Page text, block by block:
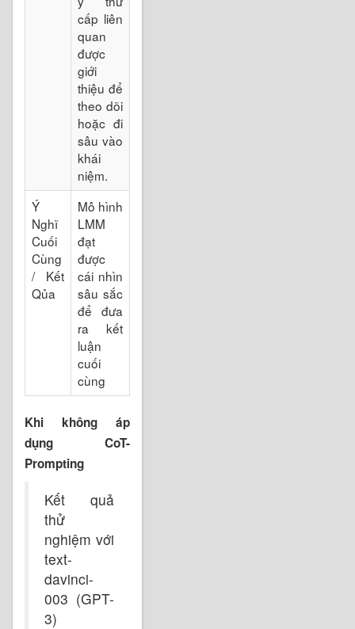
cấp liên
quan
được
giới
thiệu để
theo dõi
hoặc đi
sâu vào
khái
niệm.
Ý
Nghĩ
Cuối
Cùng
/ Kết
Qủa
Mô hình
LMM
đạt
được
cái nhìn
sâu sắc
để đưa
ra kết
luận
cuối
cùng
Khi không áp
dụng CoT-
Prompting
Kết quả
thử
nghiệm với
text-
davinci-
003 (GPT-
3)